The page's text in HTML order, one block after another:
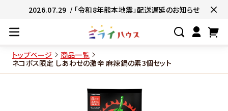
2026.07.29 / 「令和8年熊本地震」配送遅延のお知らせ
#ネコポス対象商品🚚
#簡単便利👍
トップページ
商品一覧
ネコポス限定 しあわせの激辛 麻辣鍋の素3個セット